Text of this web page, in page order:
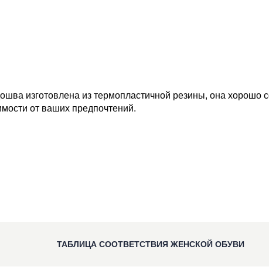
изготовлена из термопластичной резины, она хорошо
от ваших предпочтений.
ТАБЛИЦА СООТВЕТСТВИЯ ЖЕНСКОЙ ОБУВИ